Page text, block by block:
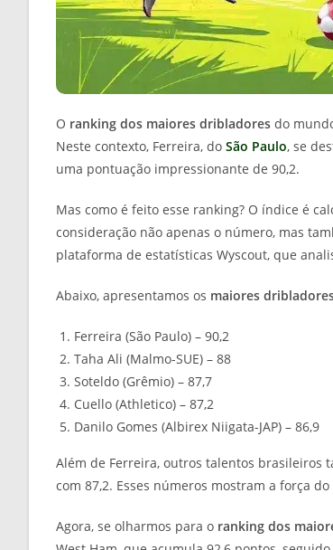
O ranking dos maiores dribladores do
Neste contexto, Ferreira, do São Paulo, se
uma pontuação impressionante de 90,2.
Mas como é feito esse ranking? O índice é
consideração não apenas o número, mas
plataforma de estatísticas Wyscout, que
Abaixo, apresentamos os maiores
Ferreira (São Paulo) – 90,2
Taha Ali (Malmo-SUE) – 88
Soteldo (Grêmio) – 87,7
Cuello (Athletico) – 87,2
Danilo Gomes (Albirex Niigata-JAP) – 86,9
Além de Ferreira, outros talentos brasileiros
com 87,2. Esses números mostram a força
Agora, se olharmos para o ranking dos